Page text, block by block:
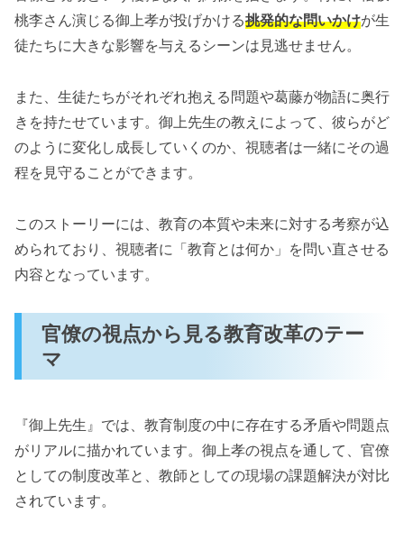
桃李さん演じる御上孝が投げかける挑発的な問いかけが生
徒たちに大きな影響を与えるシーンは見逃せません。
また、生徒たちがそれぞれ抱える問題や葛藤が物語に奥行
きを持たせています。御上先生の教えによって、彼らがど
のように変化し成長していくのか、視聴者は一緒にその過
程を見守ることができます。
このストーリーには、教育の本質や未来に対する考察が込
められており、視聴者に「教育とは何か」を問い直させる
内容となっています。
官僚の視点から見る教育改革のテー
マ
『御上先生』では、教育制度の中に存在する矛盾や問題点
がリアルに描かれています。御上孝の視点を通して、官僚
としての制度改革と、教師としての現場の課題解決が対比
されています。